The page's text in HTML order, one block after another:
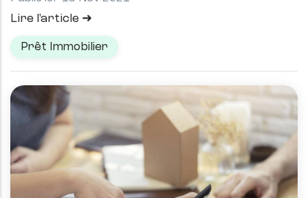
Lire l'article
Prêt Immobilier